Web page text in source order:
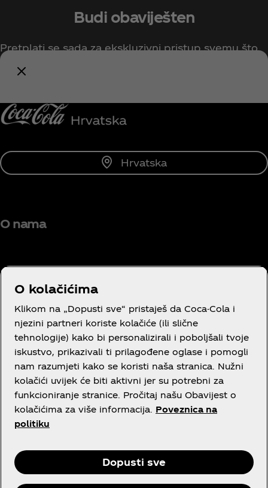
Budi obaviješten
Pretplati se sada za ekskluzivni pristup svemu što
Hrvatska
O nama
Trebaš pomoć?
Pravni dio
O kolačićima
Klikom na „Dopusti sve“ pristaješ da Coca-Cola i
njezini partneri koriste kolačiće (ili slične
tehnologije) kako bi personalizirali i poboljšali tvoje
iskustvo, prikazivali ti prilagođene oglase i pomogli
nam razumjeti kako se koristi naša stranica. Nužni
kolačići uvijek će biti aktivni jer su potrebni za
funkcioniranje stranice. Pročitaj našu Obavijest o
kolačićima za više informacija. Poveznica na
politiku
Dopusti sve